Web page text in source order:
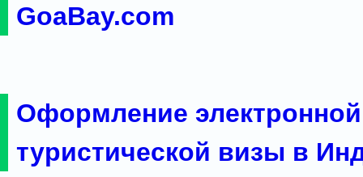
GoaBay.com
Оформление электронной
туристической визы в